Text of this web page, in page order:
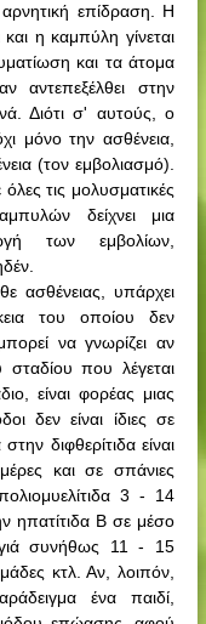
επίδραση. Η
η καμπύλη γίνεται
και τα άτομα
αντεπεξέλθει στην
Διότι σ' αυτούς, ο
μόνο την ασθένεια,
(τον εμβολιασμό).
τις μολυσματικές
δείχνει μια
των εμβολίων,
ασθένειας, υπάρχει
του οποίου δεν
να γνωρίζει αν
σταδίου που λέγεται
είναι φορέας μιας
δεν είναι ίδιες σε
διφθερίτιδα είναι
και σε σπάνιες
3 - 14
ηπατίτιδα Β σε μέσο
συνήθως 11 - 15
κτλ. Αν, λοιπόν,
ένα παιδί,